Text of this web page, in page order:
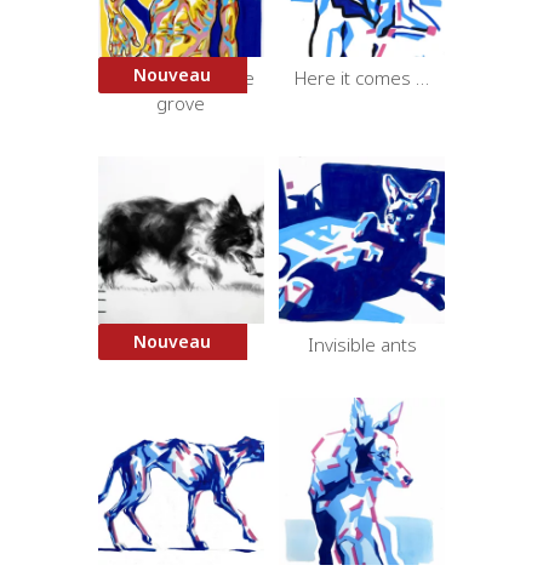
Nouveau
In my own private
grove
Here it comes …
Nouveau
Border Collie 3 Invisible ants